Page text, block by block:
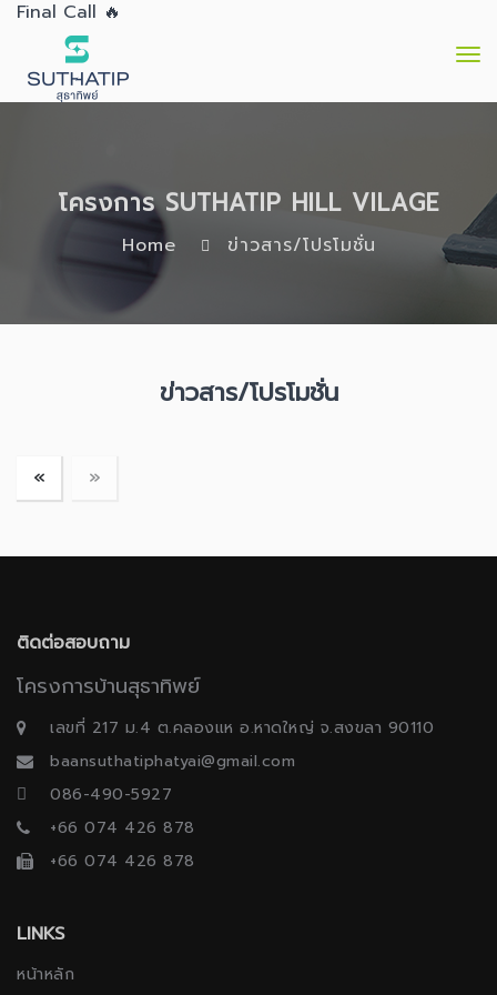
Final Call 🔥
โครงการ SUTHATIP HILL VILAGE
Home ข่าวสาร/โปรโมชั่น
ข่าวสาร/โปรโมชั่น
« »
ติดต่อสอบถาม
โครงการบ้านสุธาทิพย์
เลขที่ 217 ม.4 ต.คลองแห อ.หาดใหญ่ จ.สงขลา 90110
baansuthatiphatyai@gmail.com
086-490-5927
+66 074 426 878
+66 074 426 878
LINKS
หน้าหลัก